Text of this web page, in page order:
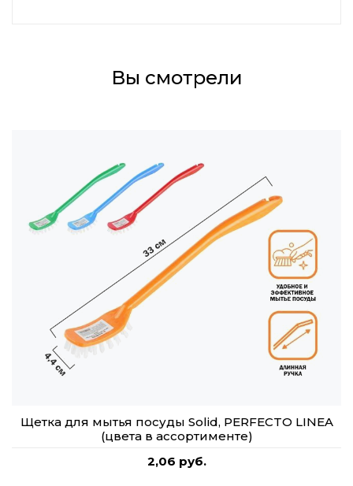
Вы смотрели
Щетка для мытья посуды Solid, PERFECTO LINEA
(цвета в ассортименте)
2,06 руб.